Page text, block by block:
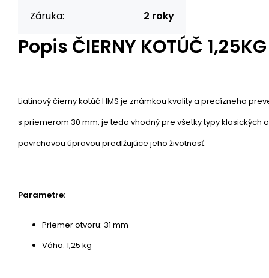
Záruka: 2 roky
Popis ČIERNY KOTÚČ
Liatinový čierny kotúč HMS je známkou kvality a precízneho
s priemerom 30 mm, je teda vhodný pre všetky typy klasických
povrchovou úpravou predlžujúce jeho životnosť.
Parametre:
Priemer otvoru: 31 mm
Váha: 1,25 kg